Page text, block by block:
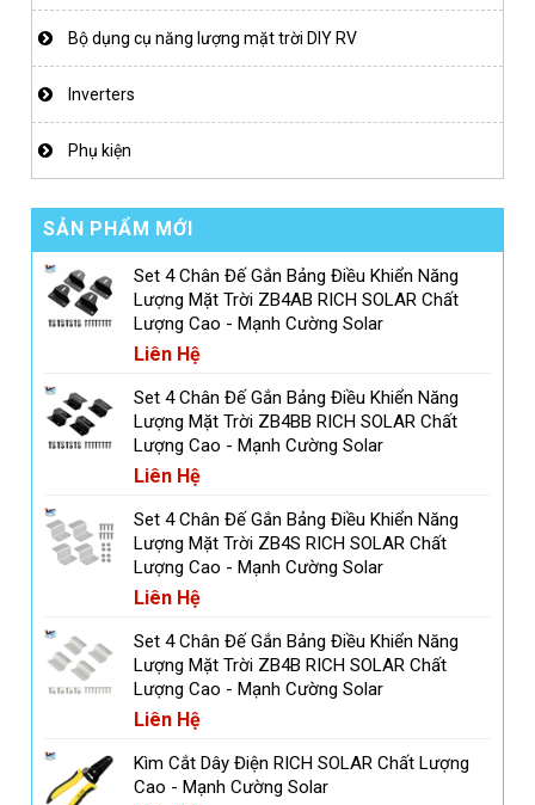
Bộ dụng cụ năng lượng mặt trời DIY RV
Inverters
Phụ kiện
SẢN PHẨM MỚI
Set 4 Chân Đế Gắn Bảng Điều Khiển Năng
Lượng Mặt Trời ZB4AB RICH SOLAR Chất
Lượng Cao - Mạnh Cường Solar
Liên Hệ
Set 4 Chân Đế Gắn Bảng Điều Khiển Năng
Lượng Mặt Trời ZB4BB RICH SOLAR Chất
Lượng Cao - Mạnh Cường Solar
Liên Hệ
Set 4 Chân Đế Gắn Bảng Điều Khiển Năng
Lượng Mặt Trời ZB4S RICH SOLAR Chất
Lượng Cao - Mạnh Cường Solar
Liên Hệ
Set 4 Chân Đế Gắn Bảng Điều Khiển Năng
Lượng Mặt Trời ZB4B RICH SOLAR Chất
Lượng Cao - Mạnh Cường Solar
Liên Hệ
Kìm Cắt Dây Điện RICH SOLAR Chất Lượng
Cao - Mạnh Cường Solar